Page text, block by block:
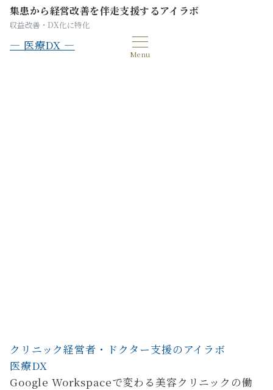
集患から経営改善を伴走支援するアイラボ
収益改善・DX化に特化
Menu
— 医療DX —
クリニック経営者・ドクター支援のアイラボ
医療DX
Google Workspaceで変わる美容クリニックの働